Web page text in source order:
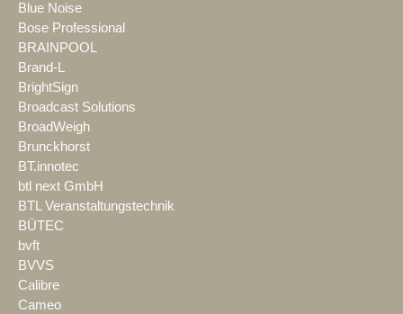
Blue Noise
Bose Professional
BRAINPOOL
Brand-L
BrightSign
Broadcast Solutions
BroadWeigh
Brunckhorst
BT.innotec
btl next GmbH
BTL Veranstaltungstechnik
BÜTEC
bvft
BVVS
Calibre
Cameo